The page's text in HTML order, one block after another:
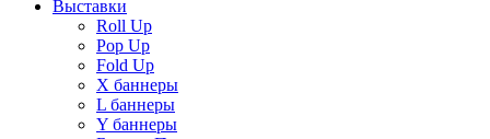
Выставки
Roll Up
Pop Up
Fold Up
Х баннеры
L баннеры
Y баннеры